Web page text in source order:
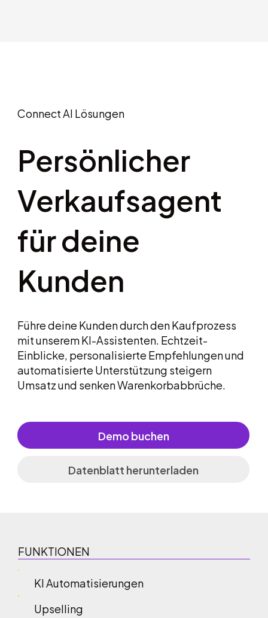
Connect AI Lösungen
Persönlicher
Verkaufsagent
für deine
Kunden
Führe deine Kunden durch den Kaufprozess
mit unserem KI-Assistenten. Echtzeit-
Einblicke, personalisierte Empfehlungen und
automatisierte Unterstützung steigern
Umsatz und senken Warenkorbabbrüche.
Demo buchen
Datenblatt herunterladen
FUNKTIONEN
KI Automatisierungen
Upselling